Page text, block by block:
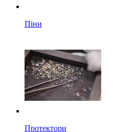
Піни
Протектори